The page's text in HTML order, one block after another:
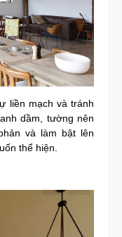
liền mạch và tránh
dầm, tường nên
và làm bật lên
thể hiện.